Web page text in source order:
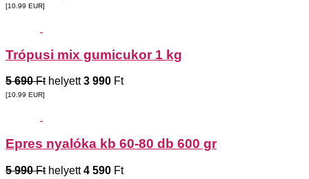
[10.99 EUR]
Trópusi mix gumicukor 1 kg
5 690 Fthelyett3 990 Ft
[10.99 EUR]
Epres nyalóka kb 60-80 db 600 gr
5 990 Fthelyett4 590 Ft